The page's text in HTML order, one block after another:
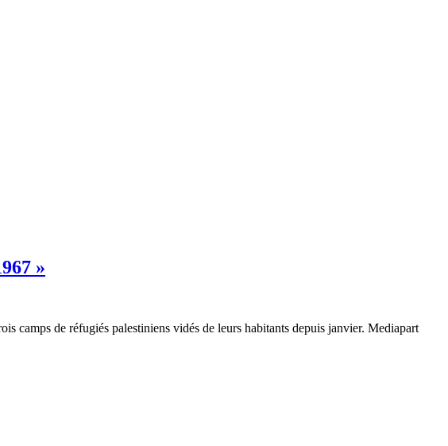
»
camps de réfugiés palestiniens vidés de leurs habitants depuis janvier. Mediapart